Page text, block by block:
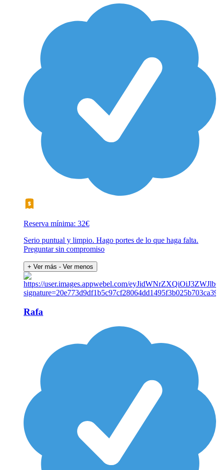
Reserva mínima: 32€
Serio puntual y limpio. Hago portes de lo que haga falta.
Preguntar sin compromiso
+ Ver más - Ver menos
Rafa